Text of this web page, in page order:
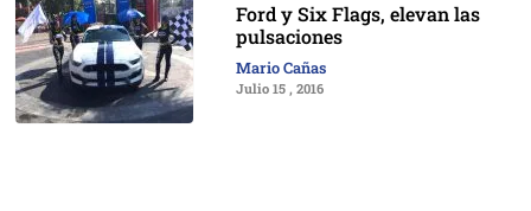
Ford y Six Flags, elevan las
pulsaciones
Mario Cañas
Julio 15 , 2016